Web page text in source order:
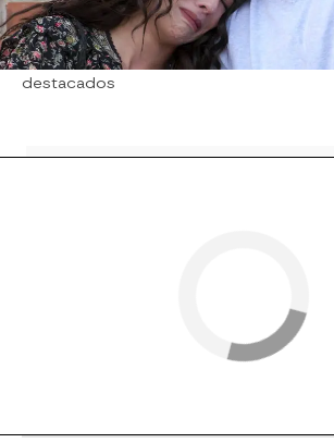
Nova » Series » Eternamente amándonos
destacados